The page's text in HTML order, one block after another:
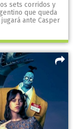
sets corridos y
que queda
ante Casper